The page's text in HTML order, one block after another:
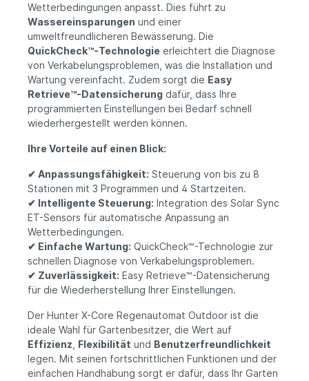
Wetterbedingungen anpasst. Dies führt zu
Wassereinsparungen und einer
umweltfreundlicheren Bewässerung. Die
QuickCheck™-Technologie erleichtert die Diagnose
von Verkabelungsproblemen, was die Installation und
Wartung vereinfacht. Zudem sorgt die Easy
Retrieve™-Datensicherung dafür, dass Ihre
programmierten Einstellungen bei Bedarf schnell
wiederhergestellt werden können.
Ihre Vorteile auf einen Blick:
✔ Anpassungsfähigkeit: Steuerung von bis zu 8
Stationen mit 3 Programmen und 4 Startzeiten.
✔ Intelligente Steuerung: Integration des Solar Sync
ET-Sensors für automatische Anpassung an
Wetterbedingungen.
✔ Einfache Wartung: QuickCheck™-Technologie zur
schnellen Diagnose von Verkabelungsproblemen.
✔ Zuverlässigkeit: Easy Retrieve™-Datensicherung
für die Wiederherstellung Ihrer Einstellungen.
Der Hunter X-Core Regenautomat Outdoor ist die
ideale Wahl für Gartenbesitzer, die Wert auf
Effizienz, Flexibilität und Benutzerfreundlichkeit
legen. Mit seinen fortschrittlichen Funktionen und der
einfachen Handhabung sorgt er dafür, dass Ihr Garten